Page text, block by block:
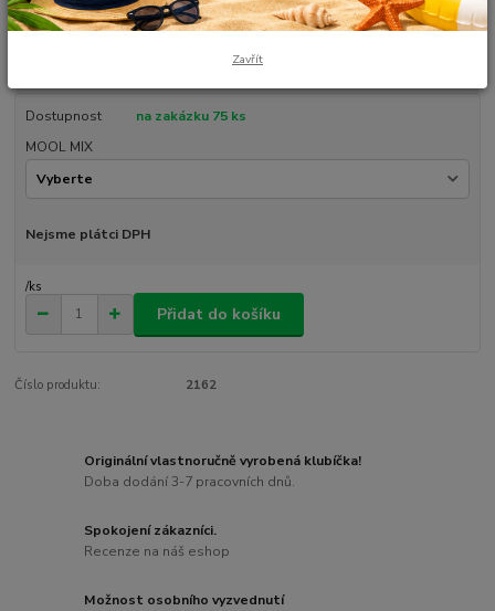
originální dekorace. Vlastnoručně smotané, vyrobené v České republice.
Údržba: prát ručně nebo v pračce max na 30°C. Nesušit v sušičce.
Dostupnost
na zakázku 75 ks
MOOL MIX
Nejsme plátci DPH
/ks
Přidat do košíku
Číslo produktu: 2162
Originální vlastnoručně vyrobená klubíčka!
Doba dodání 3-7 pracovních dnů.
Spokojení zákazníci.
Recenze na náš eshop
Možnost osobního vyzvednutí
Zavřít